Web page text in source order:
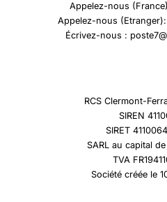
Appelez-nous
Appelez-nous
Écrivez-nous :
RCS Clermont-
SIREN
SIRET
SARL au capital
TVA
Société créée le